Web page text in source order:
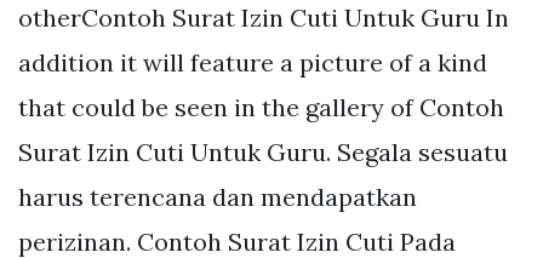
otherContoh Surat Izin Cuti Untuk Guru In
addition it will feature a picture of a kind
that could be seen in the gallery of Contoh
Surat Izin Cuti Untuk Guru. Segala sesuatu
harus terencana dan mendapatkan
perizinan. Contoh Surat Izin Cuti Pada